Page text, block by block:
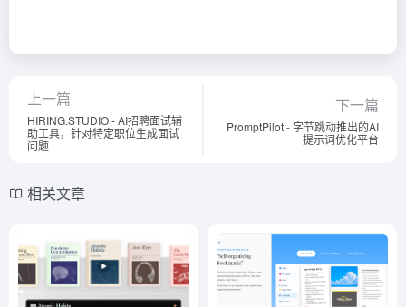
上一篇
HIRING.STUDIO - AI招聘面试辅
助工具，针对特定职位生成面试
问题
下一篇
PromptPilot - 字节跳动推出的AI
提示词优化平台
相关文章